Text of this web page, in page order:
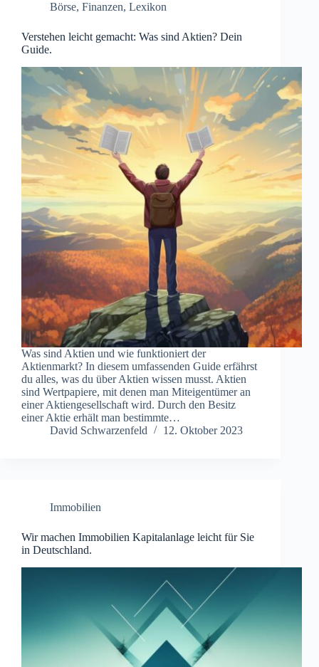
Börse, Finanzen, Lexikon
Verstehen leicht gemacht: Was sind Aktien? Dein
Guide.
Was sind Aktien und wie funktioniert der
Aktienmarkt? In diesem umfassenden Guide erfährst
du alles, was du über Aktien wissen musst. Aktien
sind Wertpapiere, mit denen man Miteigentümer an
einer Aktiengesellschaft wird. Durch den Besitz
einer Aktie erhält man bestimmte…
David Schwarzenfeld
12. Oktober 2023
Immobilien
Wir machen Immobilien Kapitalanlage leicht für Sie
in Deutschland.